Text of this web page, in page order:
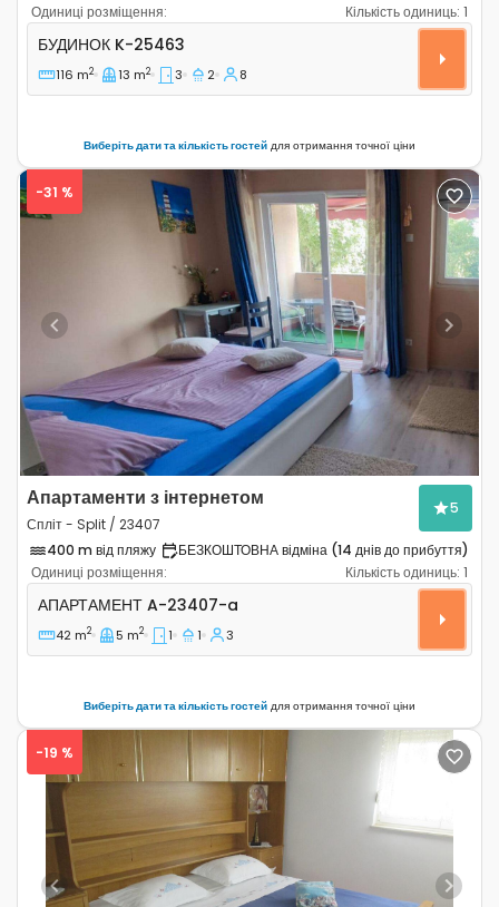
Одиниці розміщення:
Кількість одиниць: 1
Трикімнатний будинок Спліт - Split K-25463
БУДИНОК K-25463
116 m2 13 m2 3 2 8
Виберіть дати та кількість гостей для отримання точної ціни
Previous Next
-31 %
Апартаменти з інтернетом
Спліт - Split / 23407
5
400 m від пляжу
БЕЗКОШТОВНА відміна (14 днів до прибуття)
Одиниці розміщення:
Кількість одиниць: 1
Однокімнатні апартаменти Спліт - Split A-23407-a
АПАРТАМЕНТ A-23407-a
42 m2 5 m2 1 1 3
Виберіть дати та кількість гостей для отримання точної ціни
Previous Next
-19 %